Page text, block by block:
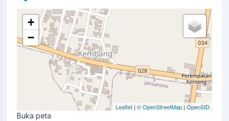
+
−
Leaflet | © OpenStreetMap | OpenSID
Buka peta